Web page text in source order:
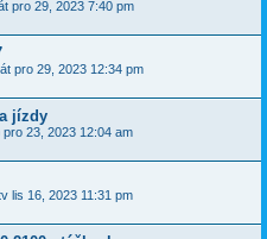
pro 29, 2023 7:40 pm
pro 29, 2023 12:34 pm
jízdy
pro 23, 2023 12:04 am
lis 16, 2023 11:31 pm